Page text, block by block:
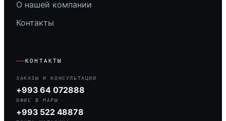
О нашей компании
Контакты
КОНТАКТЫ
ЗАКАЗЫ И КОНСУЛЬТАЦИИ
+993 64 072888
ОФИС В МАРЫ
+993 522 48878